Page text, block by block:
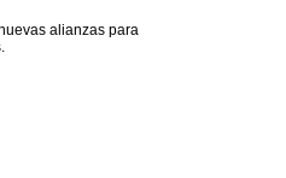
alianzas para